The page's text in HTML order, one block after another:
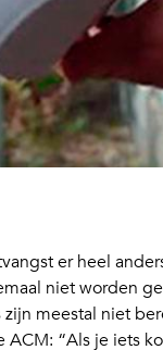
er heel
niet worden
meestal niet
ACM: “Als je iets